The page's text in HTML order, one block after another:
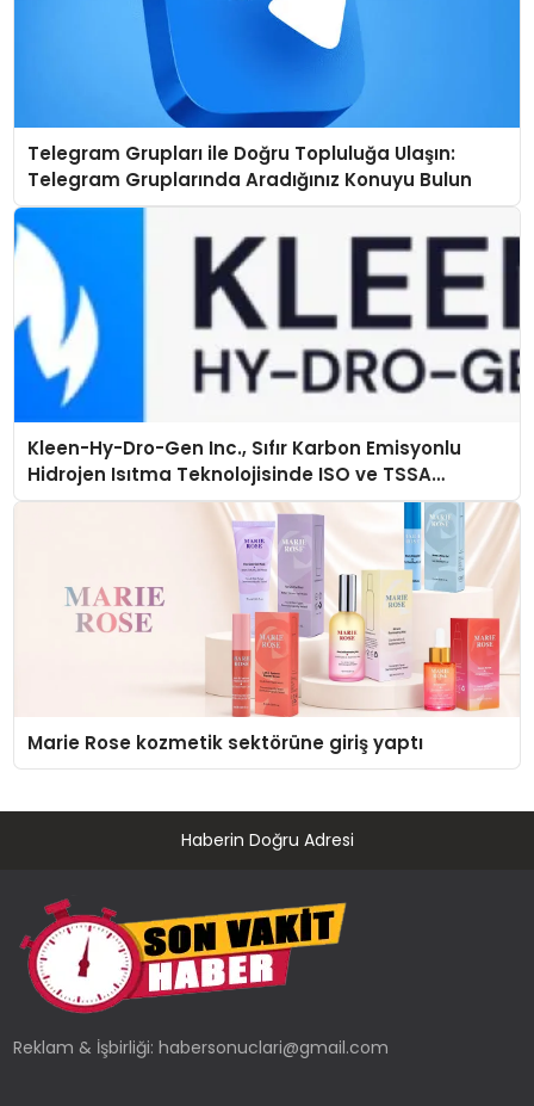
Telegram Grupları ile Doğru Topluluğa Ulaşın:
Telegram Gruplarında Aradığınız Konuyu Bulun
Kleen-Hy-Dro-Gen Inc., Sıfır Karbon Emisyonlu
Hidrojen Isıtma Teknolojisinde ISO ve TSSA
Düzenleyici Onaylarını Aldı
Marie Rose kozmetik sektörüne giriş yaptı
Haberin Doğru Adresi
Reklam & İşbirliği:habersonuclari@gmail.com